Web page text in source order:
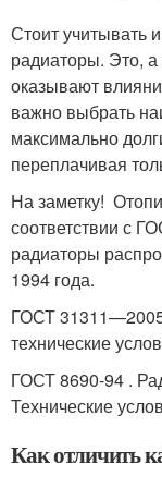
Стоит учитывать
радиаторы. Это, а
оказывают
важно выбрать
максимально
переплачивая
На заметку!
соответствии с
радиаторы
1994 года.
ГОСТ
технические
ГОСТ 8690-94 .
Технические
Как отличить